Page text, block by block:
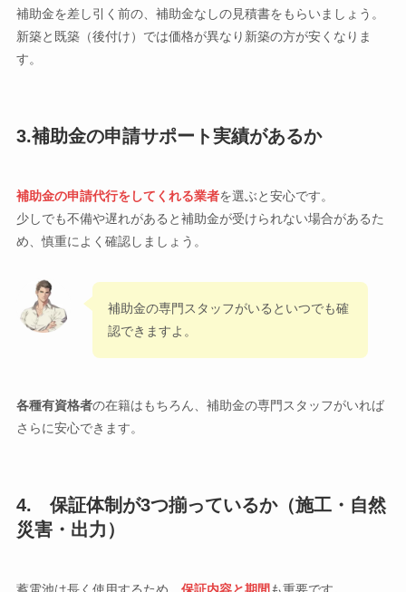
補助金を差し引く前の、補助金なしの見積書をもらいましょう。
新築と既築（後付け）では価格が異なり新築の方が安くなりま
す。
3.補助金の申請サポート実績があるか
補助金の申請代行をしてくれる業者を選ぶと安心です。
少しでも不備や遅れがあると補助金が受けられない場合があるた
め、慎重によく確認しましょう。
補助金の専門スタッフがいるといつでも確
認できますよ。
各種有資格者の在籍はもちろん、補助金の専門スタッフがいれば
さらに安心できます。
4. 保証体制が3つ揃っているか（施工・自然
災害・出力）
蓄電池は長く使用するため、 保証内容と期間も重要です。